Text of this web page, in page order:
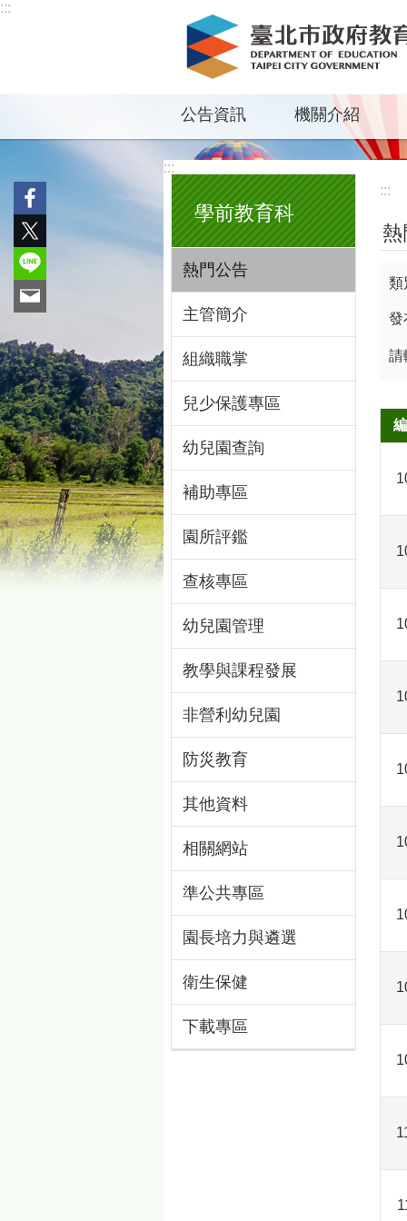
跳到主要內容區塊
:::
公告資訊 機關介紹
:::
學前教育科
熱門公告
主管簡介
組織職掌
兒少保護專區
幼兒園查詢
補助專區
園所評鑑
查核專區
幼兒園管理
教學與課程發展
非營利幼兒園
防災教育
其他資料
相關網站
準公共專區
園長培力與遴選
衛生保健
下載專區
:::
類
發
請